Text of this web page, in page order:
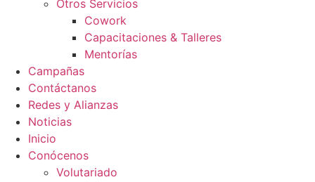
Otros Servicios
Cowork
Capacitaciones & Talleres
Mentorías
Campañas
Contáctanos
Redes y Alianzas
Noticias
Inicio
Conócenos
Volutariado